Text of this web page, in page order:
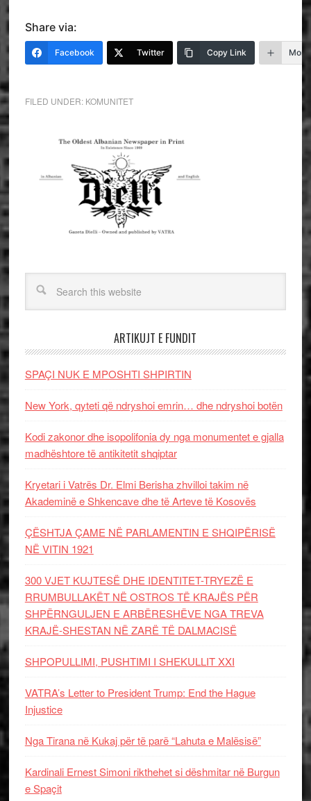
Share via:
Facebook Twitter Copy Link More
FILED UNDER: KOMUNITET
ARTIKUJT E FUNDIT
SPAÇI NUK E MPOSHTI SHPIRTIN
New York, qyteti që ndryshoi emrin… dhe ndryshoi botën
Kodi zakonor dhe isopolifonia dy nga monumentet e gjalla
madhështore të antikitetit shqiptar
Kryetari i Vatrës Dr. Elmi Berisha zhvilloi takim në
Akademinë e Shkencave dhe të Arteve të Kosovës
ÇËSHTJA ÇAME NË PARLAMENTIN E SHQIPËRISË
NË VITIN 1921
300 VJET KUJTESË DHE IDENTITET-TRYEZË E
RRUMBULLAKËT NË OSTROS TË KRAJËS PËR
SHPËRNGULJEN E ARBËRESHËVE NGA TREVA
KRAJË-SHESTAN NË ZARË TË DALMACISË
SHPOPULLIMI, PUSHTIMI I SHEKULLIT XXI
VATRA’s Letter to President Trump: End the Hague
Injustice
Nga Tirana në Kukaj për të parë “Lahuta e Malësisë”
Kardinali Ernest Simoni rikthehet si dëshmitar në Burgun
e Spaçit